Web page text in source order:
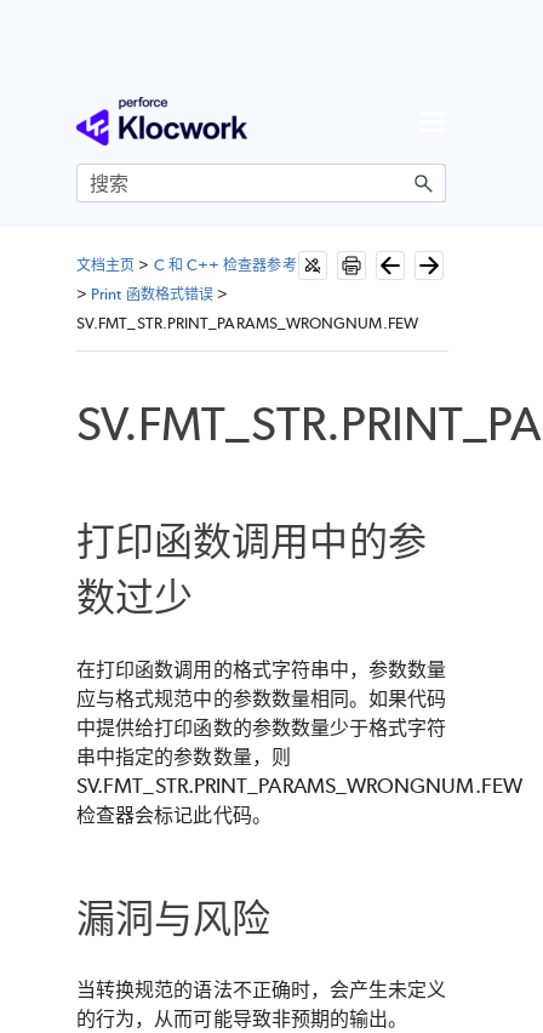
跳到主内容
文档主页 > C 和 C++ 检查器参考
> Print 函数格式错误 >
SV.FMT_STR.PRINT_PARAMS_WRONGNUM.FEW
打印函数调用中的参
数过少
在打印函数调用的格式字符串中，参数数量
应与格式规范中的参数数量相同。如果代码
中提供给打印函数的参数数量少于格式字符
串中指定的参数数量，则
SV.FMT_STR.PRINT_PARAMS_WRONGNUM.FEW
检查器会标记此代码。
漏洞与风险
当转换规范的语法不正确时，会产生未定义
的行为，从而可能导致非预期的输出。